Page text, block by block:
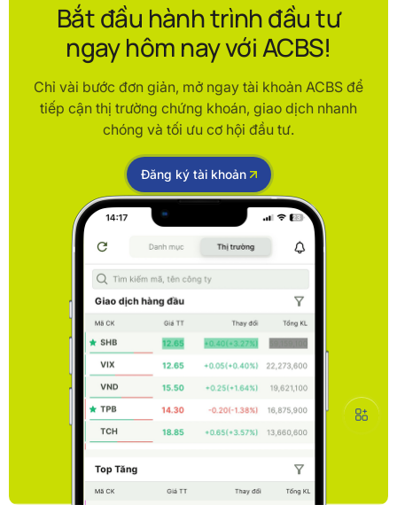
Bắt đầu hành trình đầu tư
ngay hôm nay với ACBS!
Chỉ vài bước đơn giản, mở ngay tài khoản ACBS để
tiếp cận thị trường chứng khoán, giao dịch nhanh
chóng và tối ưu cơ hội đầu tư.
Đăng ký tài khoản